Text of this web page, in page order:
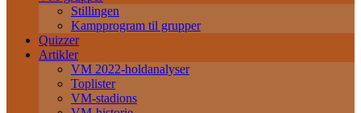
Stillingen
Kampprogram til grupper
Quizzer
Artikler
VM 2022-holdanalyser
Toplister
VM-stadions